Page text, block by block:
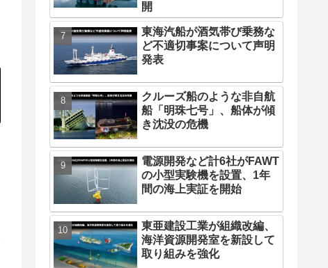
開
東海汽船が酒気帯び乗務な
ど不適切事案について声明
発表
クルーズ船のような非自航
船「明珠七号」、船体が傾
き沈没の危機
電源開発など計6社がFAWT
の小型実験機を設置、1年
間の海上実証を開始
東亜建設工業が組織改編、
海洋資源開発室を新設して
取り組みを強化